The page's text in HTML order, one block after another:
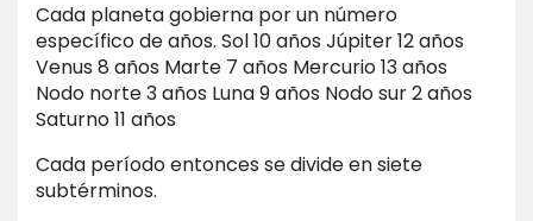
Cada planeta gobierna por un número
específico de años. Sol 10 años Júpiter 12 años
Venus 8 años Marte 7 años Mercurio 13 años
Nodo norte 3 años Luna 9 años Nodo sur 2 años
Saturno 11 años
Cada período entonces se divide en siete
subtérminos.